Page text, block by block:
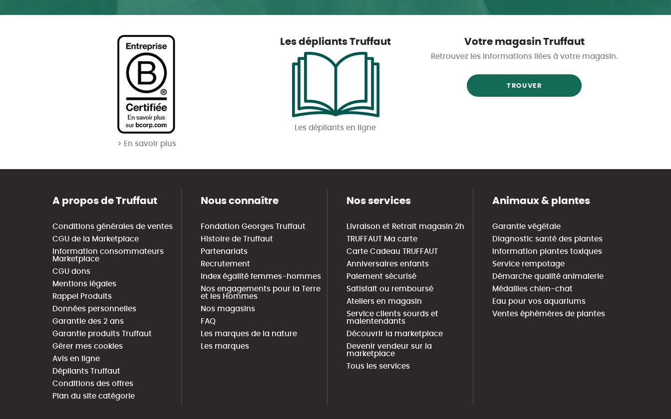
> En savoir plus
Les dépliants Truffaut
Les dépliants en ligne
Votre magasin Truffaut
Retrouvez les informations liées à votre magasin.
TROUVER
A propos de Truffaut
Conditions générales de ventes
CGU de la Marketplace
Information consommateurs
Marketplace
CGU dons
Mentions légales
Rappel Produits
Données personnelles
Garantie des 2 ans
Garantie produits Truffaut
Gérer mes cookies
Avis en ligne
Dépliants Truffaut
Conditions des offres
Plan du site catégorie
Nous connaître
Fondation Georges Truffaut
Histoire de Truffaut
Partenariats
Recrutement
Index égalité femmes-hommes
Nos engagements pour la Terre
et les Hommes
Nos magasins
FAQ
Les marques de la nature
Les marques
Nos services
Livraison et Retrait magasin 2h
TRUFFAUT Ma carte
Carte Cadeau TRUFFAUT
Anniversaires enfants
Paiement sécurisé
Satisfait ou remboursé
Ateliers en magasin
Service clients sourds et
malentendants
Découvrir la marketplace
Devenir vendeur sur la
marketplace
Tous les services
Animaux & plantes
Garantie végétale
Diagnostic santé des plantes
Information plantes toxiques
Service rempotage
Démarche qualité animalerie
Médailles chien-chat
Eau pour vos aquariums
Ventes éphémères de plantes